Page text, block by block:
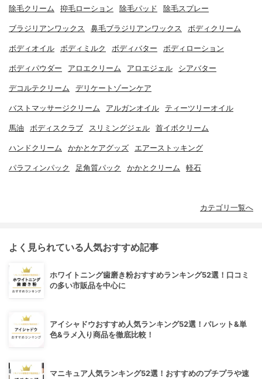
除毛クリーム 抑毛ローション 除毛パッド 除毛スプレー
ブラジリアンワックス 鼻毛ブラジリアンワックス ボディクリーム
ボディオイル ボディミルク ボディバター ボディローション
ボディパウダー アロエクリーム アロエジェル シアバター
デコルテクリーム デリケートゾーンケア
バストマッサージクリーム アルガンオイル ティーツリーオイル
馬油 ボディスクラブ スリミングジェル 首イボクリーム
ハンドクリーム かかとケアグッズ エアーストッキング
パラフィンパック 足角質パック かかとクリーム 軽石
カテゴリ一覧へ
よく見られている人気おすすめ記事
ホワイトニング歯磨き粉おすすめランキング52選！口コミ
の多い市販品を中心に
アイシャドウおすすめ人気ランキング52選！パレット&単
色&ラメ入り商品を徹底比較！
マニキュア人気ランキング52選！おすすめのプチプラや速